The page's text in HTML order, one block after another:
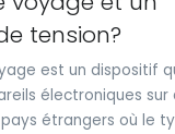
tension?
est un dispositif
électroniques sur
étrangers où le